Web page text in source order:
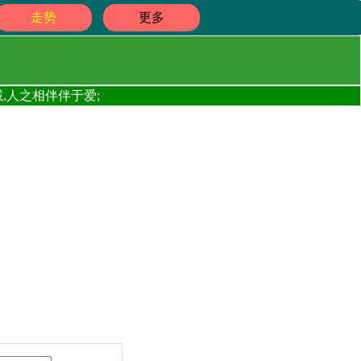
走势 更多
人之相伴伴于爱;